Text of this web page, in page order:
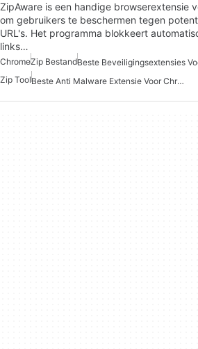
ZipAware is een handige browserextensie
om gebruikers te beschermen tegen
URL's. Het programma blokkeert
links…
ChromeZip Bestand
Zip Tool
Beste Anti Malware Extensie Voor Chrome